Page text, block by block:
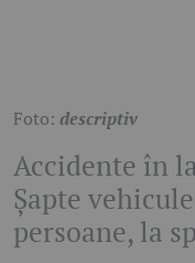
Foto: descriptiv
Accidente în
Șapte
persoane, la